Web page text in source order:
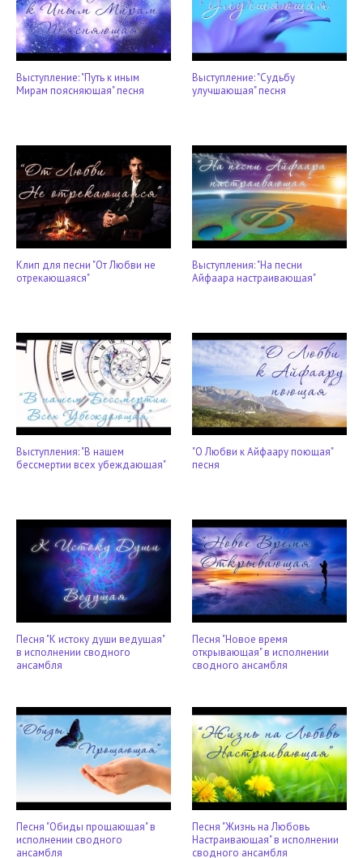
Выступление: "Путь к иным
Мирам поясняющая" песня
Выступление: "Судьбу
улучшающая" песня
Клип для песни "От Любви не
отрекающаяся"
Выступления: "На песни
Айфаара настраивающая"
Выступления: "В нашем
бессмертии всех убеждающая"
"О Любви к Айфаару поющая"
песня
Песня "К истоку души ведущая"
в исполнении сводного
ансамбля
Песня "Новое время
открывающая" в исполнении
сводного ансамбля
Песня "Обиды прощающая" в
исполнении сводного
ансамбля
Песня "Жизнь на Любовь
Настраивающая" в исполнении
сводного ансамбля